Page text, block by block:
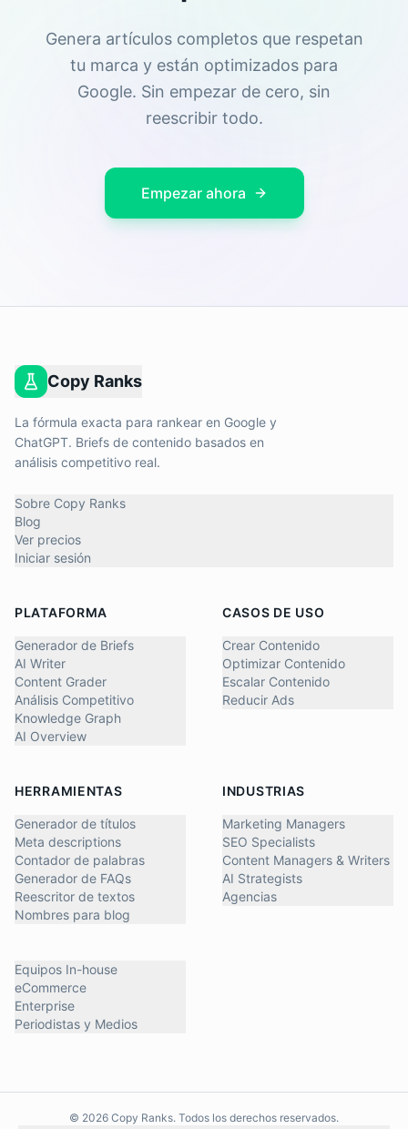
Genera artículos completos que respetan
tu marca y están optimizados para
Google. Sin empezar de cero, sin
reescribir todo.
Empezar ahora
Copy Ranks
La fórmula exacta para rankear en Google y
ChatGPT. Briefs de contenido basados en
análisis competitivo real.
Sobre Copy Ranks
Blog
Ver precios
Iniciar sesión
PLATAFORMA
Generador de Briefs
AI Writer
Content Grader
Análisis Competitivo
Knowledge Graph
AI Overview
CASOS DE USO
Crear Contenido
Optimizar Contenido
Escalar Contenido
Reducir Ads
HERRAMIENTAS
Generador de títulos
Meta descriptions
Contador de palabras
Generador de FAQs
Reescritor de textos
Nombres para blog
INDUSTRIAS
Marketing Managers
SEO Specialists
Content Managers & Writers
AI Strategists
Agencias
Equipos In-house
eCommerce
Enterprise
Periodistas y Medios
© 2026 Copy Ranks. Todos los derechos reservados.